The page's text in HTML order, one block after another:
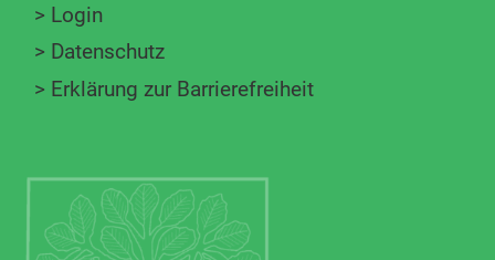
> Login
> Datenschutz
> Erklärung zur Barrierefreiheit